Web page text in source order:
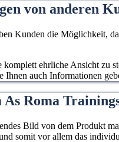
von anderen
Kunden die Möglichkeit,
ehrliche Ansicht zu
Ihnen auch Informationen
Roma
Bild von dem Produkt
somit vor allem das